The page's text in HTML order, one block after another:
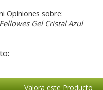
Opiniones sobre:
Gel Cristal Azul
Valora este Producto